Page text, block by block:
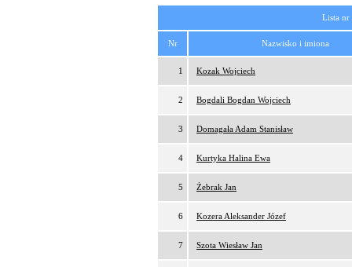
Lista
Nr Nazwisko i imiona
1 Kozak Wojciech
2 Bogdali Bogdan Wojciech
3 Domagała Adam Stanisław
4 Kurtyka Halina Ewa
5 Żebrak Jan
6 Kozera Aleksander Józef
7 Szota Wiesław Jan